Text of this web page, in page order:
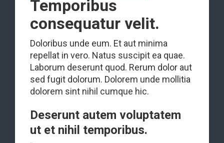
Temporibus
consequatur velit.
Doloribus unde eum. Et aut minima
repellat in vero. Natus suscipit ea quae.
Laborum deserunt quod. Rerum dolor aut
sed fugit dolorum. Dolorem unde mollitia
dolorem sint nihil cumque hic.
Deserunt autem voluptatem
ut et nihil temporibus.